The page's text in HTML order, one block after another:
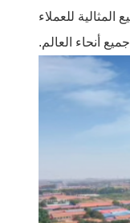
للعملاء
أنحاء العالم.